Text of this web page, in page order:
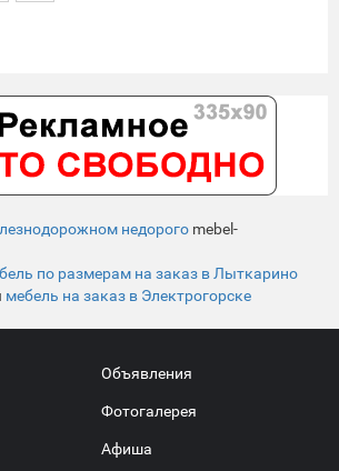
недорого mebel-
по размерам на заказ в Лыткарино
мебель на заказ в Электрогорске
Объявления
Фотогалерея
Афиша